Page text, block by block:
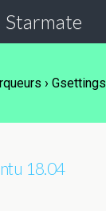
Starmate
› Gsettings
18.04